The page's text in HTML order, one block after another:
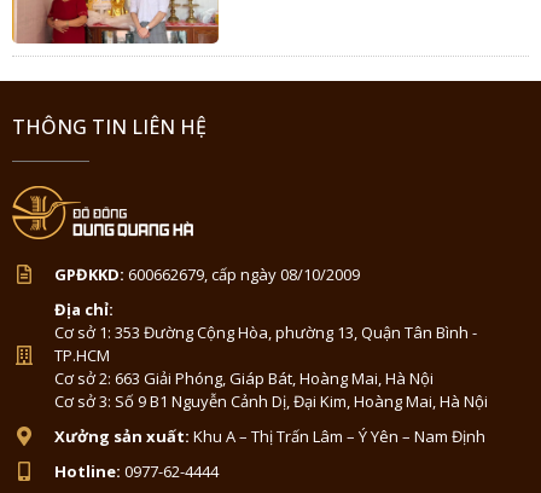
THÔNG TIN LIÊN HỆ
GPĐKKD: 600662679, cấp ngày 08/10/2009
Địa chỉ:
Cơ sở 1: 353 Đường Cộng Hòa, phường 13, Quận Tân Bình -
TP.HCM
Cơ sở 2: 663 Giải Phóng, Giáp Bát, Hoàng Mai, Hà Nội
Cơ sở 3: Số 9 B1 Nguyễn Cảnh Dị, Đại Kim, Hoàng Mai, Hà Nội
Xưởng sản xuất: Khu A – Thị Trấn Lâm – Ý Yên – Nam Định
Hotline: 0977-62-4444